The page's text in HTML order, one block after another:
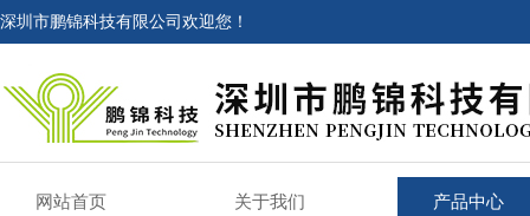
深圳市鹏锦科技有限公司欢迎您！
网站首页 关于我们 产品中心